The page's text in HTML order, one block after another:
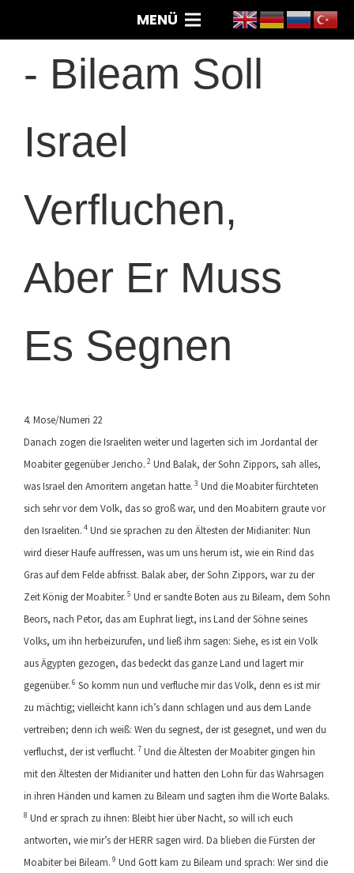
MENÜ
- Bileam Soll
Israel
Verfluchen,
Aber Er Muss
Es Segnen
4. Mose/Numeri 22
Danach zogen die Israeliten weiter und lagerten sich im Jordantal der
Moabiter gegenüber Jericho. 2 Und Balak, der Sohn Zippors, sah alles,
was Israel den Amoritern angetan hatte. 3 Und die Moabiter fürchteten
sich sehr vor dem Volk, das so groß war, und den Moabitern graute vor
den Israeliten. 4 Und sie sprachen zu den Ältesten der Midianiter: Nun
wird dieser Haufe auffressen, was um uns herum ist, wie ein Rind das
Gras auf dem Felde abfrisst. Balak aber, der Sohn Zippors, war zu der
Zeit König der Moabiter. 5 Und er sandte Boten aus zu Bileam, dem Sohn
Beors, nach Petor, das am Euphrat liegt, ins Land der Söhne seines
Volks, um ihn herbeizurufen, und ließ ihm sagen: Siehe, es ist ein Volk
aus Ägypten gezogen, das bedeckt das ganze Land und lagert mir
gegenüber. 6 So komm nun und verfluche mir das Volk, denn es ist mir
zu mächtig; vielleicht kann ich’s dann schlagen und aus dem Lande
vertreiben; denn ich weiß: Wen du segnest, der ist gesegnet, und wen du
verfluchst, der ist verflucht. 7 Und die Ältesten der Moabiter gingen hin
mit den Ältesten der Midianiter und hatten den Lohn für das Wahrsagen
in ihren Händen und kamen zu Bileam und sagten ihm die Worte Balaks.
8 Und er sprach zu ihnen: Bleibt hier über Nacht, so will ich euch
antworten, wie mir’s der HERR sagen wird. Da blieben die Fürsten der
Moabiter bei Bileam. 9 Und Gott kam zu Bileam und sprach: Wer sind die